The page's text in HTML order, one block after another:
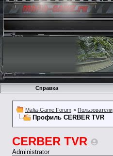
Справка
Mafia-Game Forum > Пользователи
Профиль CERBER TVR
CERBER TVR
Administrator